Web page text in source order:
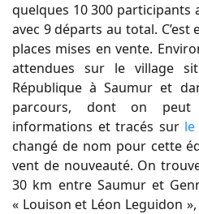
quelques 10 300 participants
avec 9 départs au total.
places mises en vente.
attendues sur le village
République à Saumur et
parcours, dont on
informations et tracés sur le
changé de nom pour cette
vent de nouveauté. On
30 km entre Saumur et
« Louison et Léon Leguidon